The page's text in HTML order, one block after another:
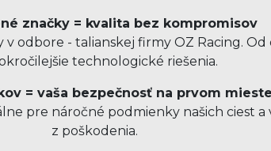
značky = kvalita bez kompromisov
odbore - talianskej firmy OZ Racing.
technologické riešenia.
= vaša bezpečnosť na prvom
pre náročné podmienky našich ciest a
z poškodenia.